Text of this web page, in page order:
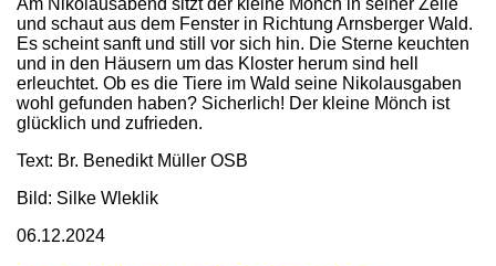
und schaut aus dem Fenster in Richtung Arnsberger Wald.
Es scheint sanft und still vor sich hin. Die Sterne keuchten
und in den Häusern um das Kloster herum sind hell
erleuchtet. Ob es die Tiere im Wald seine Nikolausgaben
wohl gefunden haben? Sicherlich! Der kleine Mönch ist
glücklich und zufrieden.
Text: Br. Benedikt Müller OSB
Bild: Silke Wleklik
06.12.2024